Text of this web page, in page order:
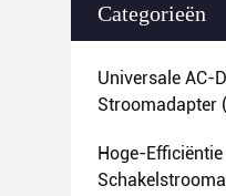
Categorieën
Universale AC-
Stroomadapter
Hoge-Efficiëntie